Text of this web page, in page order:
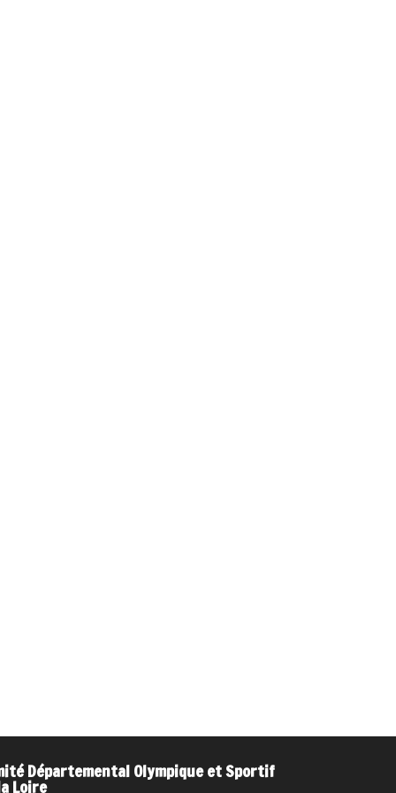
Départemental Olympique et Sportif
Loire